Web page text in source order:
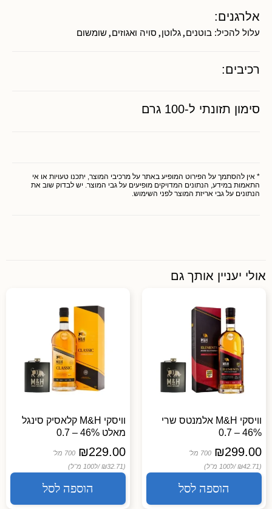
אלרגנים:
עלול להכיל: בוטנים,גלוטן, סויה ואגוזים,שומשום
רכיבים:
סימון תזונתי ל-100 גרם
* אין להסתמך על הפירוט המופיע באתר על מרכיבי המוצר, יתכנו טעויות או אי
התאמות במידע, הנתונים המדויקים מופיעים על גבי המוצר. יש לבדוק שוב את
הנתונים על גבי אריזת המוצר לפני השימוש.
אולי יעניין אותך גם
וויסקי M&H אלמנטס שרי
46% – 0.7
₪299.00
700 מל'
(₪42.71 /
ל100 מ"ל)
הוספה לסל
וויסקי M&H קלאסיק סינגל
מאלט 46% – 0.7
₪229.00
700 מל'
(₪32.71 /
ל100 מ"ל)
הוספה לסל